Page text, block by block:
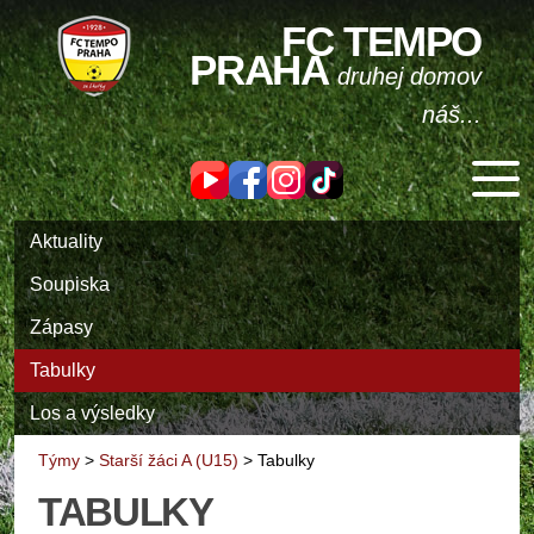
FC TEMPO
PRAHAdruhej domov
náš...
Aktuality
Soupiska
Zápasy
Tabulky
Los a výsledky
Týmy > Starší žáci A (U15) > Tabulky
TABULKY